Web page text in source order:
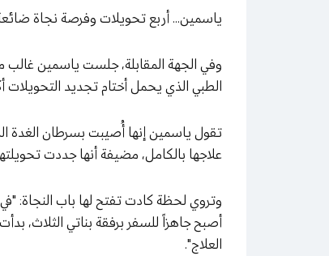
ياسمين... أربع تحويلات وفرصة نجاة
الطبي الذي يحمل أختام تجديد التحويلات
علاجها بالكامل، مضيفة أنها جددت
وتروي لحظة كادت تفتح لها باب النجاة:
أصبح جاهزاً للسفر برفقة بناتي الثلاث،
العلاج".